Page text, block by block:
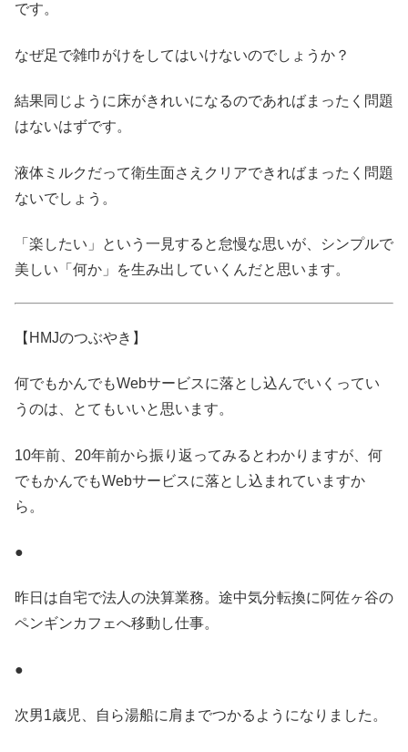
です。
なぜ足で雑巾がけをしてはいけないのでしょうか？
結果同じように床がきれいになるのであればまったく問題
はないはずです。
液体ミルクだって衛生面さえクリアできればまったく問題
ないでしょう。
「楽したい」という一見すると怠慢な思いが、シンプルで
美しい「何か」を生み出していくんだと思います。
【HMJのつぶやき】
何でもかんでもWebサービスに落とし込んでいくってい
うのは、とてもいいと思います。
10年前、20年前から振り返ってみるとわかりますが、何
でもかんでもWebサービスに落とし込まれていますか
ら。
●
昨日は自宅で法人の決算業務。途中気分転換に阿佐ヶ谷の
ペンギンカフェへ移動し仕事。
●
次男1歳児、自ら湯船に肩までつかるようになりました。